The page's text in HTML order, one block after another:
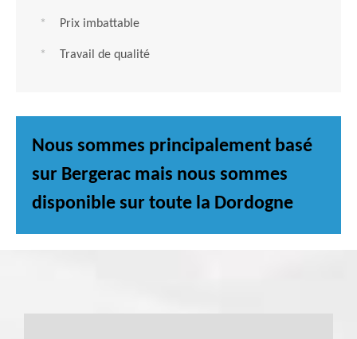
Prix imbattable
Travail de qualité
Nous sommes principalement basé
sur Bergerac mais nous sommes
disponible sur toute la Dordogne